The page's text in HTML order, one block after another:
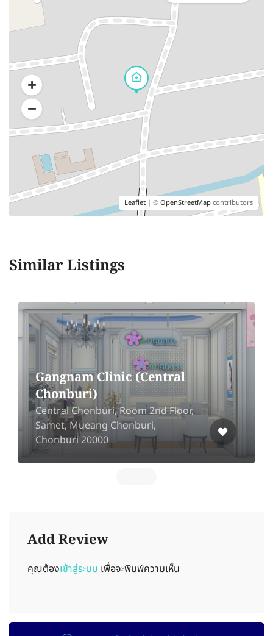
Leaflet | ©OpenStreetMapcontributors
Similar Listings
Gangnam Clinic (Central
Chonburi)
Central Chonburi, Room 2nd Floor,
Samet, Mueang Chonburi,
Chonburi 20000
Add Review
คุณต้องเข้าสู่ระบบ เพื่อจะพิมพ์ความเห็น